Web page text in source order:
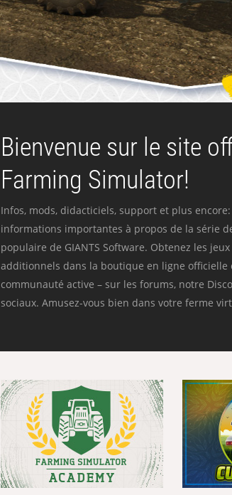
Bienvenue sur le site
Farming Simulator!
Infos, mods, didacticiels, support et plus
informations importantes à propos de la série
populaire de GIANTS Software. Obtenez les
additionnels dans la boutique en ligne officielle
communauté active – sur les forums, notre
sociaux. Amusez-vous bien dans votre ferme